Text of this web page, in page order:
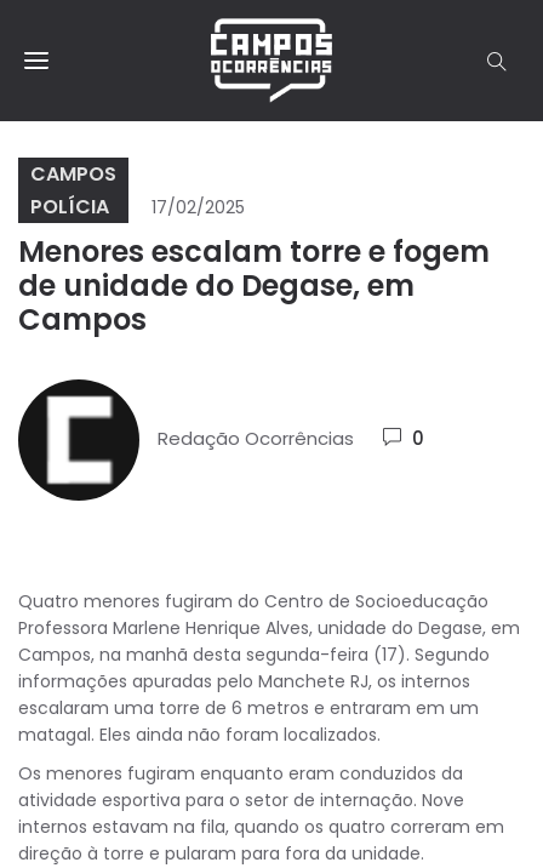
CAMPOS
POLÍCIA
17/02/2025
Menores escalam torre e fogem
de unidade do Degase, em
Campos
Redação Ocorrências 0
Quatro menores fugiram do Centro de Socioeducação
Professora Marlene Henrique Alves, unidade do Degase, em
Campos, na manhã desta segunda-feira (17). Segundo
informações apuradas pelo Manchete RJ, os internos
escalaram uma torre de 6 metros e entraram em um
matagal. Eles ainda não foram localizados.
Os menores fugiram enquanto eram conduzidos da
atividade esportiva para o setor de internação. Nove
internos estavam na fila, quando os quatro correram em
direção à torre e pularam para fora da unidade.